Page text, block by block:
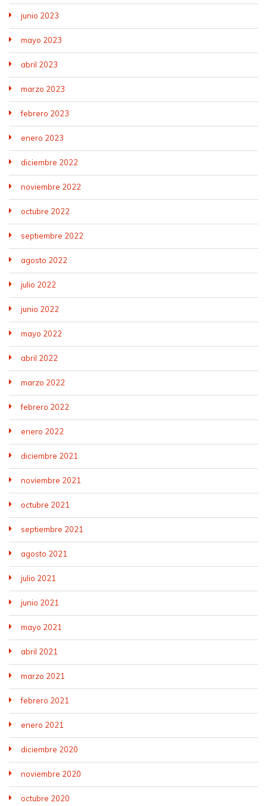
junio 2023
mayo 2023
abril 2023
marzo 2023
febrero 2023
enero 2023
diciembre 2022
noviembre 2022
octubre 2022
septiembre 2022
agosto 2022
julio 2022
junio 2022
mayo 2022
abril 2022
marzo 2022
febrero 2022
enero 2022
diciembre 2021
noviembre 2021
octubre 2021
septiembre 2021
agosto 2021
julio 2021
junio 2021
mayo 2021
abril 2021
marzo 2021
febrero 2021
enero 2021
diciembre 2020
noviembre 2020
octubre 2020